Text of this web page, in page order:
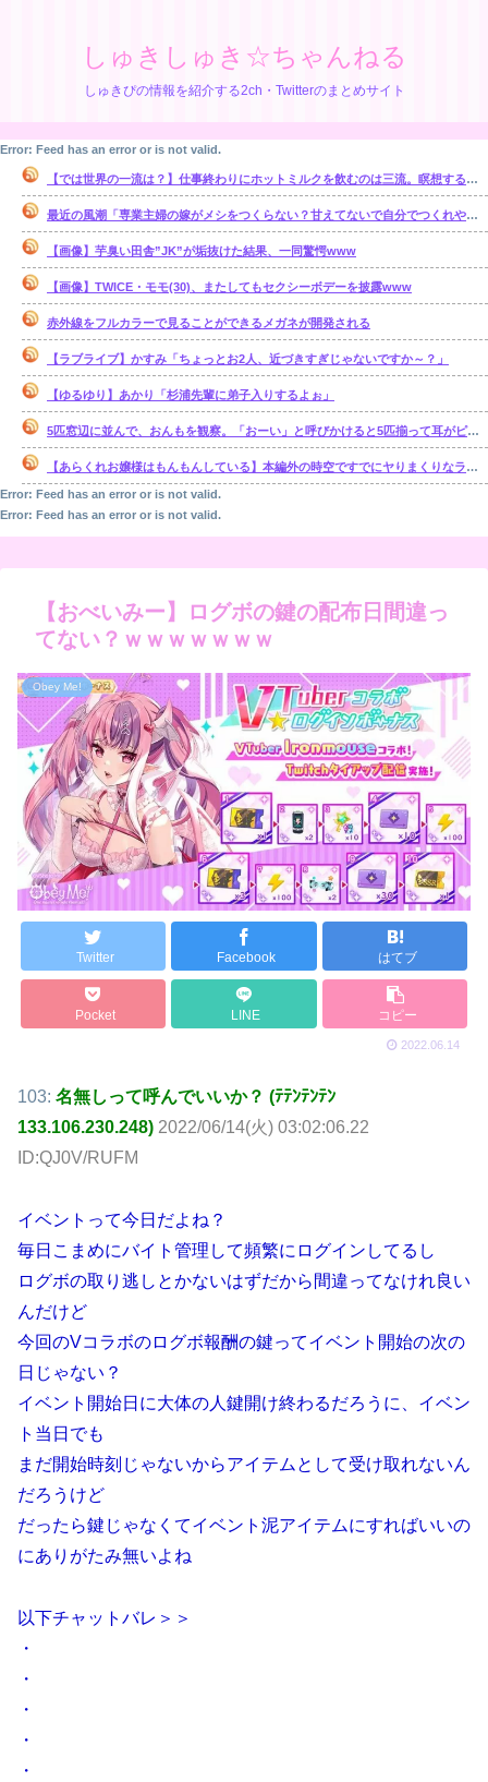
しゅきしゅき☆ちゃんねる
しゅきぴの情報を紹介する2ch・Twitterのまとめサイト
Error: Feed has an error or is not valid.
【では世界の一流は？】仕事終わりにホットミルクを飲むのは三流。瞑想するのは二流
最近の風潮「専業主婦の嫁がメシをつくらない？甘えてないで自分でつくれやｗ」←これ正論なの？
【画像】芋臭い田舎”JK”が垢抜けた結果、一同驚愕www
【画像】TWICE・モモ(30)、またしてもセクシーボデーを披露www
赤外線をフルカラーで見ることができるメガネが開発される
【ラブライブ】かすみ「ちょっとお2人、近づきすぎじゃないですか～？」
【ゆるゆり】あかり「杉浦先輩に弟子入りするよぉ」
5匹窓辺に並んで、おんもを観察。「おーい」と呼びかけると5匹揃って耳がピッとコッチを向く。だが、ある単語を言うと・・・【再】
【あらくれお嬢様はもんもんしている】本編外の時空ですでにヤりまくりなラブコメっていいよね
Error: Feed has an error or is not valid.
Error: Feed has an error or is not valid.
【おべいみー】ログボの鍵の配布日間違っ
てない？ｗｗｗｗｗｗｗ
Obey Me!
Twitter Facebook はてブ
Pocket LINE コピー
2022.06.14
103: 名無しって呼んでいいか？ (ﾃﾃﾝﾃﾝﾃﾝ
133.106.230.248) 2022/06/14(火) 03:02:06.22
ID:QJ0V/RUFM
イベントって今日だよね？
毎日こまめにバイト管理して頻繁にログインしてるし
ログボの取り逃しとかないはずだから間違ってなけれ良い
んだけど
今回のVコラボのログボ報酬の鍵ってイベント開始の次の
日じゃない？
イベント開始日に大体の人鍵開け終わるだろうに、イベン
ト当日でも
まだ開始時刻じゃないからアイテムとして受け取れないん
だろうけど
だったら鍵じゃなくてイベント泥アイテムにすればいいの
にありがたみ無いよね
以下チャットバレ＞＞
・
・
・
・
・